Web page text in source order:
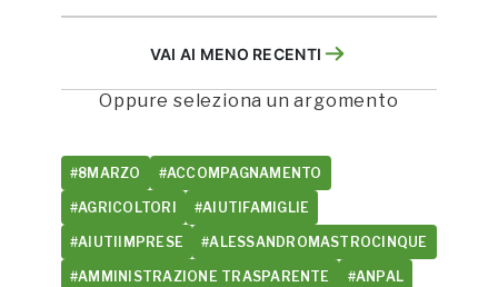
VAI AI MENO RECENTI
Oppure seleziona un argomento
#8MARZO #ACCOMPAGNAMENTO
#AGRICOLTORI #AIUTIFAMIGLIE
#AIUTIIMPRESE #ALESSANDROMASTROCINQUE
#AMMINISTRAZIONE TRASPARENTE #ANPAL